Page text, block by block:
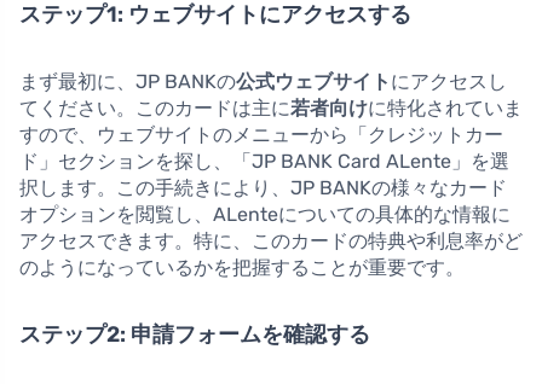
ステップ1: ウェブサイトにアクセスする
まず最初に、JP BANKの公式ウェブサイト にアクセスし
てください。このカードは主に若者向けに特化されていま
すので、ウェブサイトのメニューから「クレジットカー
ド」セクションを探し、「JP BANK Card ALente」を選
択します。この手続きにより、JP BANKの様々なカード
オプションを閲覧し、ALenteについての具体的な情報に
アクセスできます。特に、このカードの特典や利息率がど
のようになっているかを把握することが重要です。
ステップ2: 申請フォームを確認する